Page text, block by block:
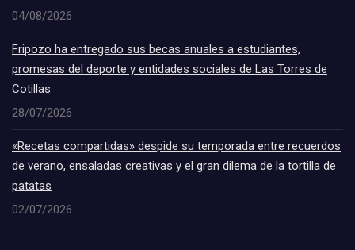
04/08/2026
Fripozo ha entregado sus becas anuales a estudiantes,
promesas del deporte y entidades sociales de Las Torres de
Cotillas
28/07/2026
«Recetas compartidas» despide su temporada entre recuerdos
de verano, ensaladas creativas y el gran dilema de la tortilla de
patatas
02/07/2026